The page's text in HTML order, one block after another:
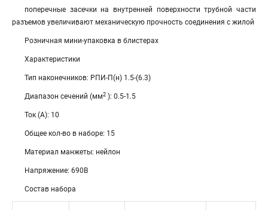
поперечные засечки на внутренней поверхности трубной части
разъемов увеличивают механическую прочность соединения с жилой
Розничная мини-упаковка в блистерах
Характеристики
Тип наконечников: РПИ-П(н) 1.5-(6.3)
Диапазон сечений (мм2 ): 0.5-1.5
Ток (А): 10
Общее кол-во в наборе: 15
Материал манжеты: нейлон
Напряжение: 690В
Состав набора